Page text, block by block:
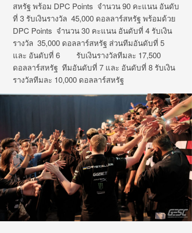
สหรัฐ พร้อม DPC Points จำนวน 90 คะแนน อันดับ
ที่ 3 รับเงินรางวัล 45,000 ดอลลาร์สหรัฐ พร้อมด้วย
DPC Points จำนวน 30 คะแนน อันดับที่ 4 รับเงิน
รางวัล 35,000 ดอลลาร์สหรัฐ ส่วนทีมอันดับที่ 5
และ อันดับที่ 6 รับเงินรางวัลทีมละ 17,500
ดอลลาร์สหรัฐ ทีมอันดับที่ 7 และ อันดับที่ 8 รับเงิน
รางวัลทีมละ 10,000 ดอลลาร์สหรัฐ